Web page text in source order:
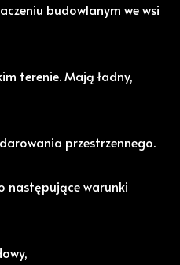
budowlanym we wsi
terenie. Mają ładny,
przestrzennego.
następujące warunki